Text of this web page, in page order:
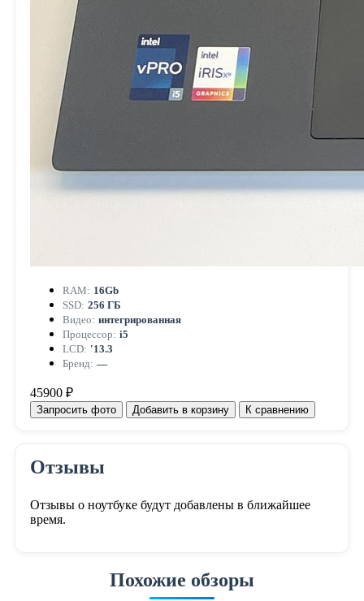
RAM: 16Gb
SSD: 256 ГБ
Видео: интегрированная
Процессор: i5
LCD: '13.3
Бренд: —
45900 ₽
Запросить фото Добавить в корзину К сравнению
Отзывы
Отзывы о ноутбуке будут добавлены в ближайшее
время.
Похожие обзоры